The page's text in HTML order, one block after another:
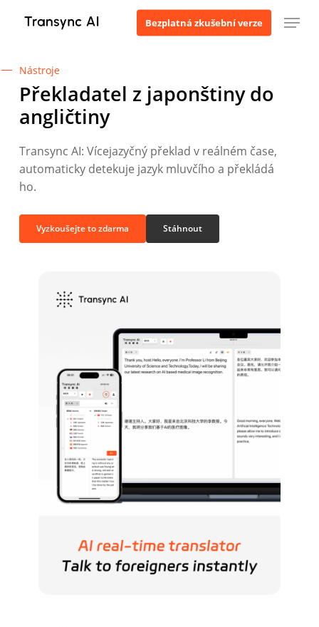
obsahu
Bezplatná zkušební verze Menu
Nástroje
Překladatel z japonštiny do
angličtiny
Transync AI: Vícejazyčný překlad v reálném čase,
automaticky detekuje jazyk mluvčího a překládá
ho.
Vyzkoušejte to zdarma Stáhnout